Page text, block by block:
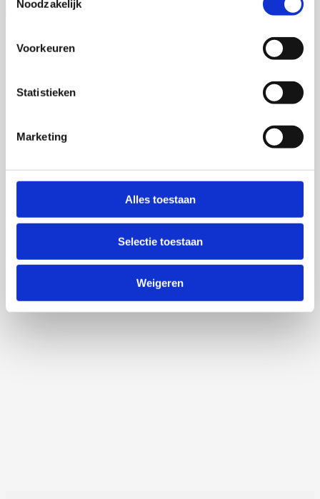
Noodzakelijk
Voorkeuren
Statistieken
Marketing
Alles toestaan
Selectie toestaan
Weigeren